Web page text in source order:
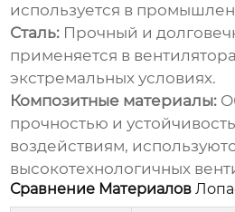
используется в
Сталь: Прочный и
применяется в
экстремальных условиях.
Композитные материалы:
прочностью и
воздействиям,
высокотехнологичных
Сравнение Материалов